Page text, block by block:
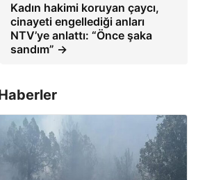
Kadın hakimi koruyan çaycı,
cinayeti engellediği anları
NTV’ye anlattı: “Önce şaka
sandım” →